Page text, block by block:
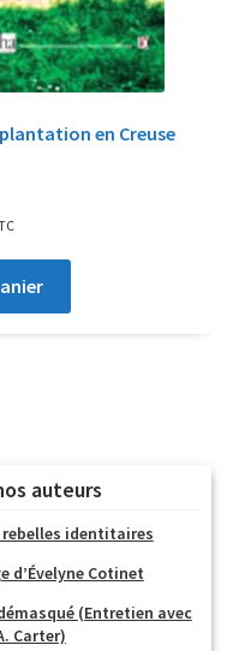
en Creuse
auteurs
identitaires
d’Évelyne Cotinet
(Entretien avec
Carter)